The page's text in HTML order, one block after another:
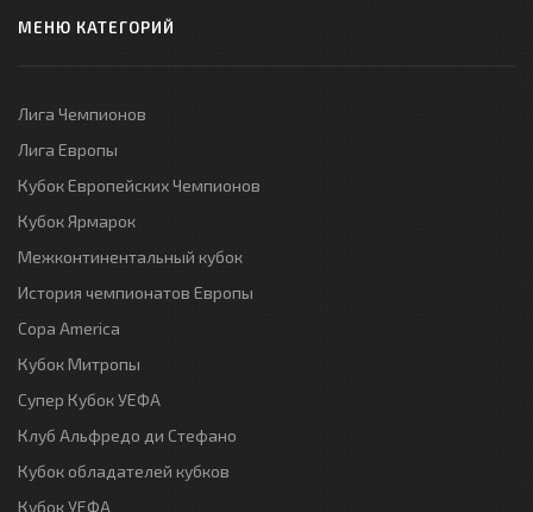
МЕНЮ КАТЕГОРИЙ
Лига Чемпионов
Лига Европы
Кубок Европейских Чемпионов
Кубок Ярмарок
Межконтинентальный кубок
История чемпионатов Европы
Copa America
Кубок Митропы
Супер Кубок УЕФА
Клуб Альфредо ди Стефано
Кубок обладателей кубков
Кубок УЕФА